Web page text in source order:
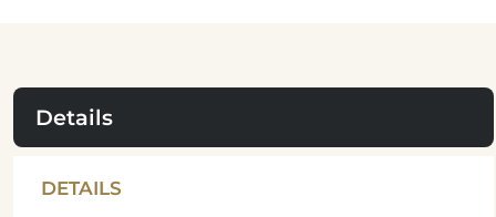
Details
DETAILS